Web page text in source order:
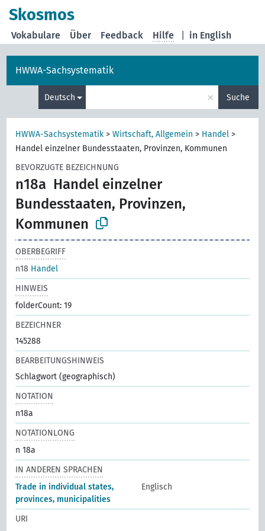
Skosmos
in English
Vokabulare Über Feedback Hilfe
HWWA-Sachsystematik
Deutsch × Suche
HWWA-Sachsystematik >Wirtschaft, Allgemein > Handel >
Handel einzelner Bundesstaaten, Provinzen, Kommunen
BEVORZUGTE BEZEICHNUNG
n18a Handel einzelner
Bundesstaaten, Provinzen,
Kommunen
OBERBEGRIFF
n18 Handel
HINWEIS
folderCount: 19
BEZEICHNER
145288
BEARBEITUNGSHINWEIS
Schlagwort (geographisch)
NOTATION
n18a
NOTATIONLONG
n 18a
IN ANDEREN SPRACHEN
Trade in individual states,
provinces, municipalities
Englisch
URI